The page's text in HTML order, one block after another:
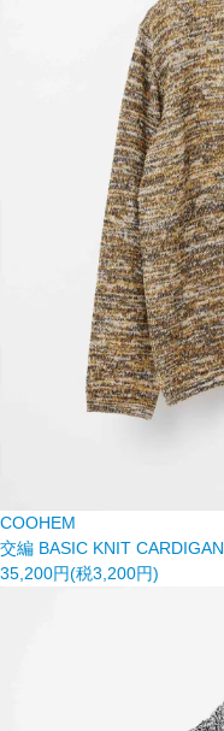
COOHEM
交編 BASIC KNIT CARDIGAN
35,200円(税3,200円)